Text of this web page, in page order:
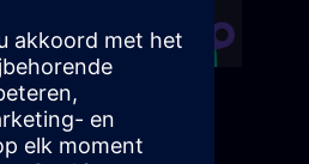
SITRAIN in uw regio